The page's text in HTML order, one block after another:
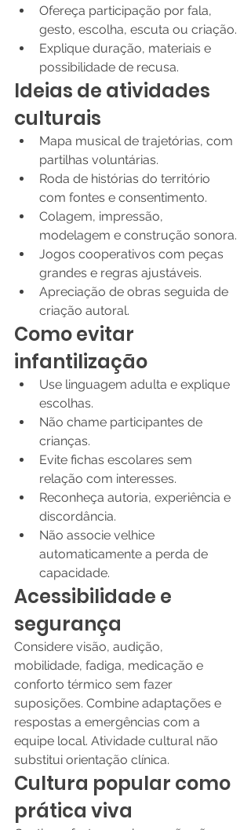
Ofereça participação por fala,
gesto, escolha, escuta ou criação.
Explique duração, materiais e
possibilidade de recusa.
Ideias de atividades
culturais
Mapa musical de trajetórias, com
partilhas voluntárias.
Roda de histórias do território
com fontes e consentimento.
Colagem, impressão,
modelagem e construção sonora.
Jogos cooperativos com peças
grandes e regras ajustáveis.
Apreciação de obras seguida de
criação autoral.
Como evitar
infantilização
Use linguagem adulta e explique
escolhas.
Não chame participantes de
crianças.
Evite fichas escolares sem
relação com interesses.
Reconheça autoria, experiência e
discordância.
Não associe velhice
automaticamente a perda de
capacidade.
Acessibilidade e
segurança
Considere visão, audição,
mobilidade, fadiga, medicação e
conforto térmico sem fazer
suposições. Combine adaptações e
respostas a emergências com a
equipe local. Atividade cultural não
substitui orientação clínica.
Cultura popular como
prática viva